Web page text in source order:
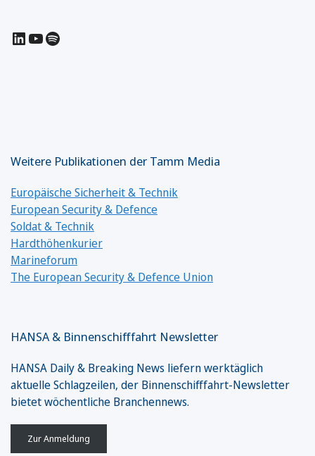
LinkedIn
YouTube
Spotify
Weitere Publikationen der Tamm Media
Europäische Sicherheit & Technik
European Security & Defence
Soldat & Technik
Hardthöhenkurier
Marineforum
The European Security & Defence Union
HANSA & Binnenschifffahrt Newsletter
HANSA Daily & Breaking News liefern werktäglich
aktuelle Schlagzeilen, der Binnenschifffahrt-Newsletter
bietet wöchentliche Branchennews.
Zur Anmeldung